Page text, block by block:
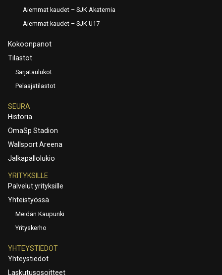
Aiemmat kaudet – SJK Akatemia
Aiemmat kaudet – SJK U17
Kokoonpanot
Tilastot
Sarjataulukot
Pelaajatilastot
SEURA
Historia
OmaSp Stadion
Wallsport Areena
Jalkapallolukio
YRITYKSILLE
Palvelut yrityksille
Yhteistyössä
Meidän Kaupunki
Yrityskerho
YHTEYSTIEDOT
Yhteystiedot
Laskutusosoitteet